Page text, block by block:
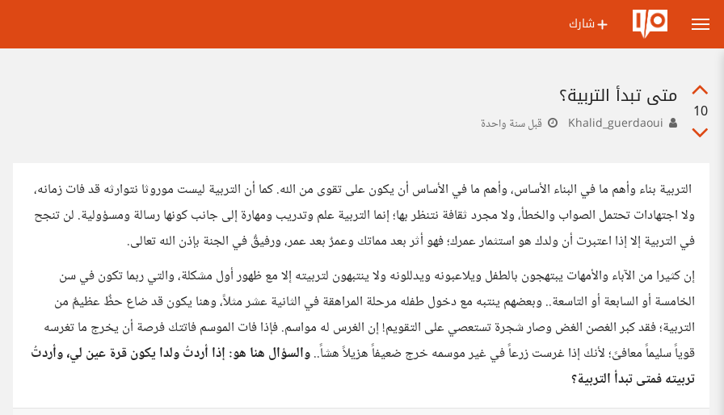
شارك
10
متى تبدأ التربية؟
قبل سنة واحدة
التربية بناء وأهم ما في البناء الأساس، وأهم ما في الأساس أن يكون على تقوى من الله. كما أن التربية ليست موروثا نتوارثه قد فات زمانه،
ولا اجتهادات تحتمل الصواب والخطأ، ولا مجرد ثقافة نتنظر بها؛ إنما التربية علم وتدريب ومهارة إلى جانب كونها رسالة ومسؤولية. لن تنجح
في التربية إلا إذا اعتبرت أن ولدك هو استثمار عمرك؛ فهو أثر بعد مماتك وعمرٌ بعد عمر، ورفيقٌ في الجنة بإذن الله تعالى.
إن كثيرا من الآباء والأمهات يبتهجون بالطفل ويلاعبونه ويدللونه ولا ينتبهون لتربيته إلا مع ظهور أول مشكلة، والتي ربما تكون في سن
الخامسة أو السابعة أو التاسعة.. وبعضهم ينتبه مع دخول طفله مرحلة المراهقة في الثانية عشر مثلاً، وهنا يكون قد ضاع حظٌ عظيمٌ من
التربية؛ فقد كبر الغصن الغض وصار شجرة تستعصي على التقويم! إن الغرس له مواسم. فإذا فات الموسم فاتتك فرصة أن يخرج ما تغرسه
قوياً سليماً معافىً؛ لأنك إذا غرست زرعاً في غير موسمه خرج ضعيفاً هزيلاً هشاً..والسؤال هنا هو: إذا أردتُ ولدا يكون قرة عين لي، وأردتُ
تربيته فمتى تبدأ التربية؟